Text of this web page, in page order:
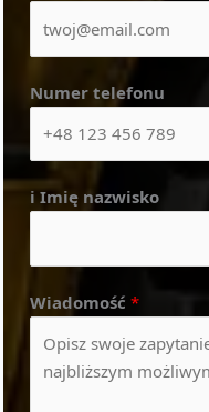
Numer telefonu
i Imię nazwisko
Wiadomość *